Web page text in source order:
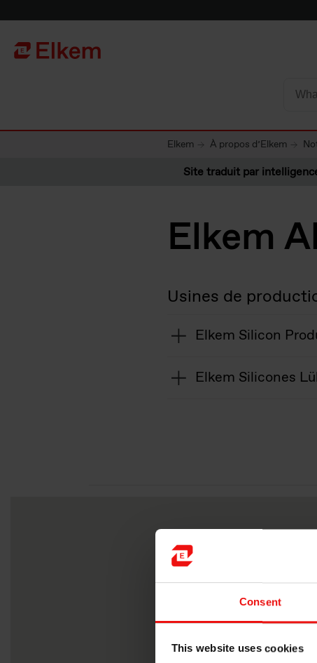
Consent
This website uses cookies
Vers la page d'accueil
Elkem À propos d’Elkem
Site traduit par
Elkem
Usines de
Elkem Silicon
Elkem Silicones